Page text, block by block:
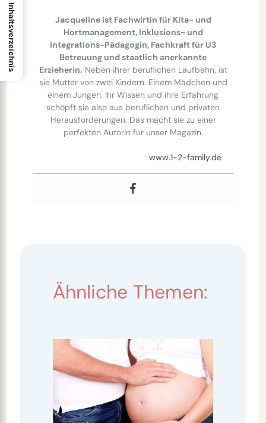
Jacqueline ist Fachwirtin für Kita- und
Hortmanagement, Inklusions- und
Integrations-Pädagogin, Fachkraft für U3
Betreuung und staatlich anerkannte
Erzieherin. Neben ihrer beruflichen Laufbahn, ist
sie Mutter von zwei Kindern. Einem Mädchen und
einem Jungen. Ihr Wissen und ihre Erfahrung
schöpft sie also aus beruflichen und privaten
Herausforderungen. Das macht sie zu einer
perfekten Autorin für unser Magazin.
www.1-2-family.de
Ähnliche Themen:
Inhaltsverzeichnis